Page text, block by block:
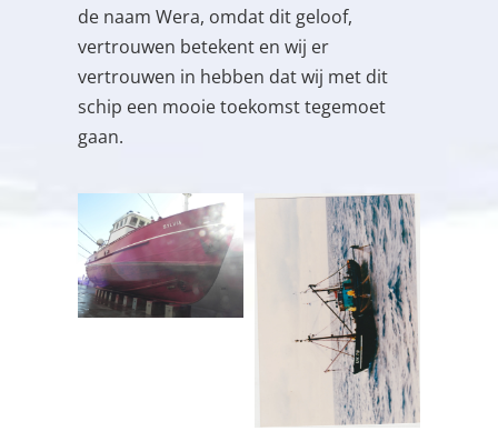
de naam Wera, omdat dit geloof,
vertrouwen betekent en wij er
vertrouwen in hebben dat wij met dit
schip een mooie toekomst tegemoet
gaan.